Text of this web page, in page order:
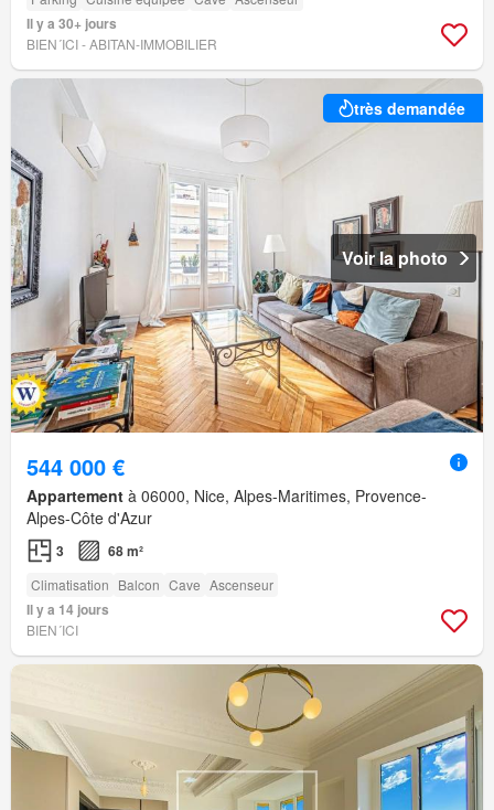
Il y a 30+ jours
BIEN´ICI - ABITAN-IMMOBILIER
très demandée
Voir la photo
544 000 €
Appartement à 06000, Nice, Alpes-Maritimes, Provence-
Alpes-Côte d'Azur
3 68 m²
Climatisation Balcon Cave Ascenseur
Il y a 14 jours
BIEN´ICI